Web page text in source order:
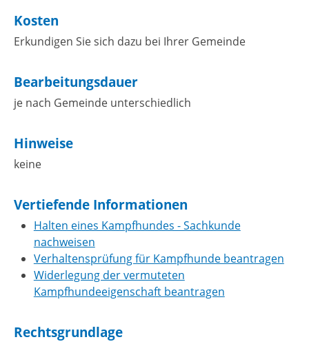
Kosten
Erkundigen Sie sich dazu bei Ihrer Gemeinde
Bearbeitungsdauer
je nach Gemeinde unterschiedlich
Hinweise
keine
Vertiefende Informationen
Halten eines Kampfhundes - Sachkunde
nachweisen
Verhaltensprüfung für Kampfhunde beantragen
Widerlegung der vermuteten
Kampfhundeeigenschaft beantragen
Rechtsgrundlage